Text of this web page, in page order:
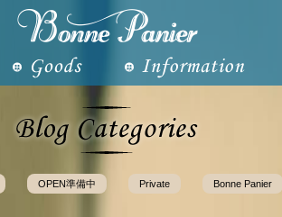
OPEN準備中 Private Bonne Panier